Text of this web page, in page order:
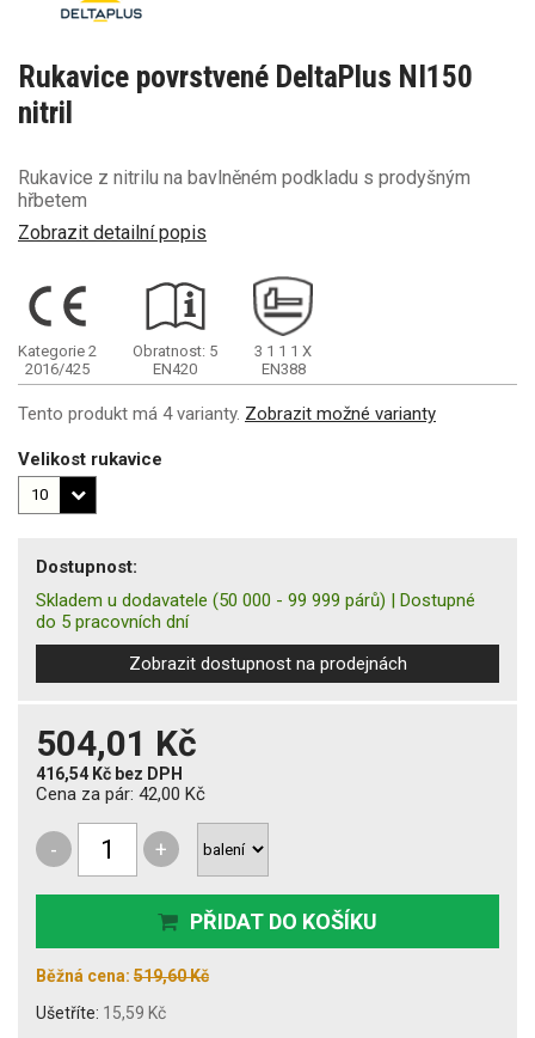
Rukavice povrstvené DeltaPlus NI150
nitril
Rukavice z nitrilu na bavlněném podkladu s prodyšným
hřbetem
Zobrazit detailní popis
Kategorie 2
2016/425
Obratnost: 5
EN420
3 1 1 1 X
EN388
Tento produkt má 4 varianty. Zobrazit možné varianty
Velikost rukavice
Dostupnost:
Skladem u dodavatele (50 000 - 99 999 párů) | Dostupné
do 5 pracovních dní
Zobrazit dostupnost na prodejnách
504,01 Kč
416,54 Kč bez DPH
Cena za pár: 42,00 Kč
- +
PŘIDAT DO KOŠÍKU
Běžná cena: 519,60 Kč
Ušetříte: 15,59 Kč